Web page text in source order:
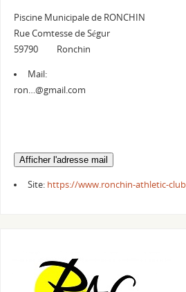
Piscine Municipale de RONCHIN
Rue Comtesse de Ségur
59790 Ronchin
Mail:
ron…@gmail.com
Site: https://www.ronchin-athletic-